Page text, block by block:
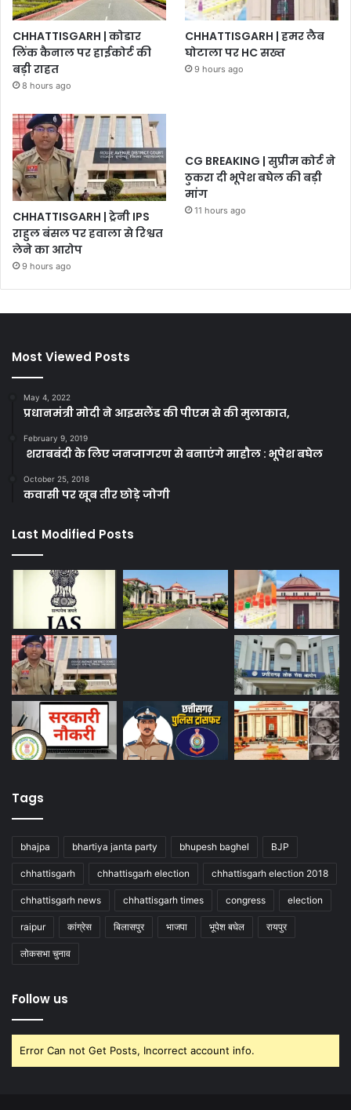
CHHATTISGARH | कोडार
लिंक कैनाल पर हाईकोर्ट की
बड़ी राहत
8 hours ago
CHHATTISGARH | हमर लैब
घोटाला पर HC सख्त
9 hours ago
CHHATTISGARH | ट्रेनी IPS
राहुल बंसल पर हवाला से रिश्वत
लेने का आरोप
9 hours ago
CG BREAKING | सुप्रीम कोर्ट ने
ठुकरा दी भूपेश बघेल की बड़ी
मांग
11 hours ago
Most Viewed Posts
May 4, 2022
प्रधानमंत्री मोदी ने आइसलैंड की पीएम से की मुलाकात,
February 9, 2019
शराबबंदी के लिए जनजागरण से बनाएंगे माहौल : भूपेश बघेल
October 25, 2018
कवासी पर खूब तीर छोड़े जोगी
Last Modified Posts
Tags
bhajpa bhartiya janta party bhupesh baghel BJP
chhattisgarh chhattisgarh election chhattisgarh election 2018
chhattisgarh news chhattisgarh times congress election
raipur कांग्रेस बिलासपुर भाजपा भूपेश बघेल रायपुर
लोकसभा चुनाव
Follow us
Error Can not Get Posts, Incorrect account info.